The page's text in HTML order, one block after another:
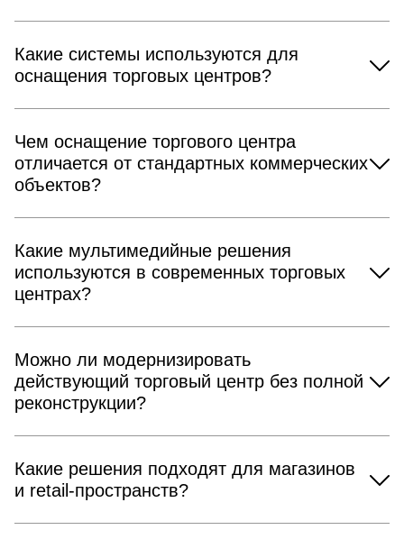
Какие системы используются для
оснащения торговых центров?
Чем оснащение торгового центра
отличается от стандартных коммерческих
объектов?
Какие мультимедийные решения
используются в современных торговых
центрах?
Можно ли модернизировать
действующий торговый центр без полной
реконструкции?
Какие решения подходят для магазинов
и retail-пространств?